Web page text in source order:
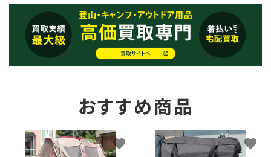
おすすめ商品
favorite favorite